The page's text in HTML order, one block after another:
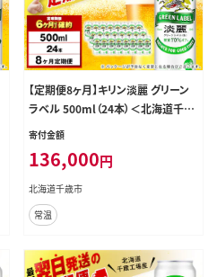
【定期便8ヶ月】キリン淡麗 グリーン
ラベル 500ml（24本）＜北海道千歳
工場産＞
寄付金額
136,000円
北海道千歳市
常温